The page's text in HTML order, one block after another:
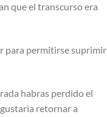
que el transcurso era
para permitirse suprimir
habras perdido el
retornar a